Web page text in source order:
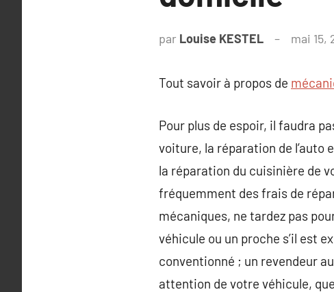
par Louise KESTEL mai 15,
Tout savoir à propos de
Pour plus de espoir, il faudra
voiture, la réparation de l’auto
la réparation du cuisinière de
fréquemment des frais de
mécaniques, ne tardez pas
véhicule ou un proche s’il est
conventionné ; un revendeur
attention de votre véhicule,